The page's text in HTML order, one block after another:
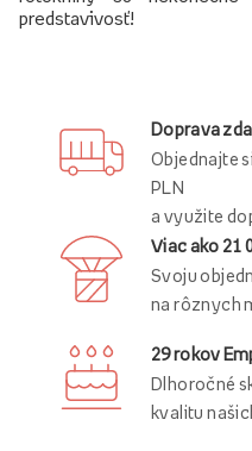
predstavivosť!
Doprava
Objednajte
PLN
a využite
Viac ako 21
Svoju
na rôznych
29 rokov
Dlhoročné
kvalitu